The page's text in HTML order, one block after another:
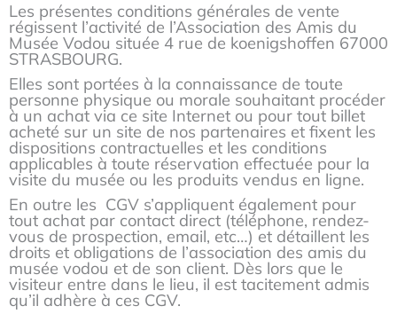
Les présentes conditions générales de vente
régissent l’activité de l’Association des Amis du
Musée Vodou située 4 rue de koenigshoffen 67000
STRASBOURG.
Elles sont portées à la connaissance de toute
personne physique ou morale souhaitant procéder
à un achat via ce site Internet ou pour tout billet
acheté sur un site de nos partenaires et fixent les
dispositions contractuelles et les conditions
applicables à toute réservation effectuée pour la
visite du musée ou les produits vendus en ligne.
En outre les CGV s’appliquent également pour
tout achat par contact direct (téléphone, rendez-
vous de prospection, email, etc…) et détaillent les
droits et obligations de l’association des amis du
musée vodou et de son client. Dès lors que le
visiteur entre dans le lieu, il est tacitement admis
qu’il adhère à ces CGV.